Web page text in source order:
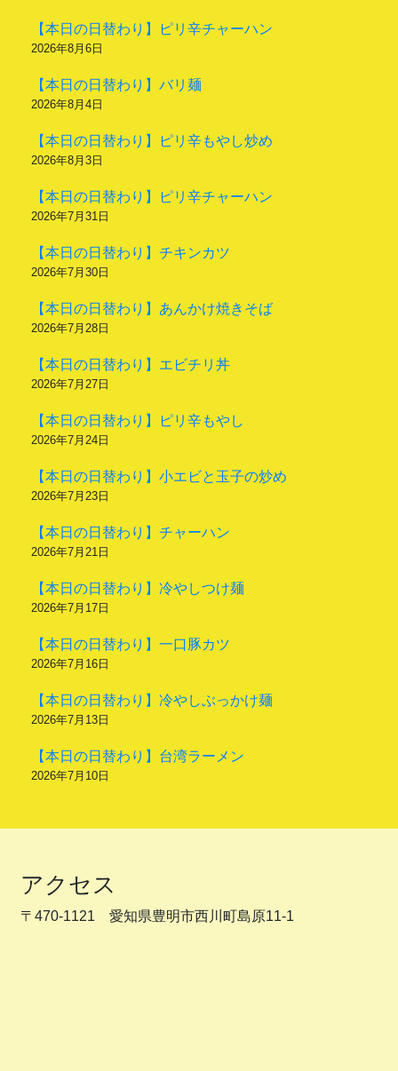
【本日の日替わり】ピリ辛チャーハン
2026年8月6日
【本日の日替わり】バリ麺
2026年8月4日
【本日の日替わり】ピリ辛もやし炒め
2026年8月3日
【本日の日替わり】ピリ辛チャーハン
2026年7月31日
【本日の日替わり】チキンカツ
2026年7月30日
【本日の日替わり】あんかけ焼きそば
2026年7月28日
【本日の日替わり】エビチリ丼
2026年7月27日
【本日の日替わり】ピリ辛もやし
2026年7月24日
【本日の日替わり】小エビと玉子の炒め
2026年7月23日
【本日の日替わり】チャーハン
2026年7月21日
【本日の日替わり】冷やしつけ麺
2026年7月17日
【本日の日替わり】一口豚カツ
2026年7月16日
【本日の日替わり】冷やしぶっかけ麺
2026年7月13日
【本日の日替わり】台湾ラーメン
2026年7月10日
アクセス
〒470-1121 愛知県豊明市西川町島原11-1